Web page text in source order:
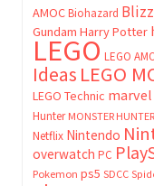
AMOC Biohazard
Gundam Harry Potter
LEGO LEGO
Ideas LEGO
LEGO Technic marvel
Hunter MONSTER
Netflix Nintendo
overwatch PC
Pokemon ps5 SDCC